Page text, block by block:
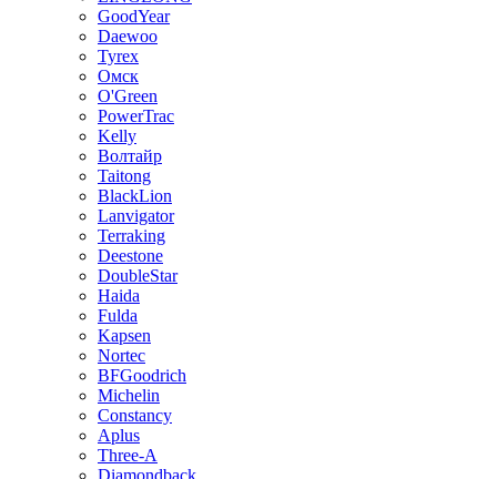
GoodYear
Daewoo
Tyrex
Омск
O'Green
PowerTrac
Kelly
Волтайр
Taitong
BlackLion
Lanvigator
Terraking
Deestone
DoubleStar
Haida
Fulda
Kapsen
Nortec
BFGoodrich
Michelin
Constancy
Aplus
Three-A
Diamondback